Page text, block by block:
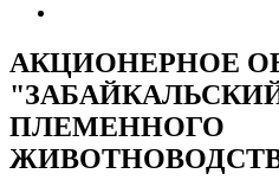
АКЦИОНЕРНОЕ
ПЛЕМЕННОГО